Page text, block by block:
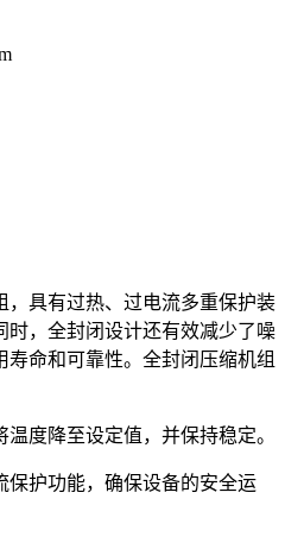
，具有过热、过电流多重保护装
时，全封闭设计还有效减少了噪
命和可靠性。全封闭压缩机组
度降至设定值，并保持稳定。
保护功能，确保设备的安全运